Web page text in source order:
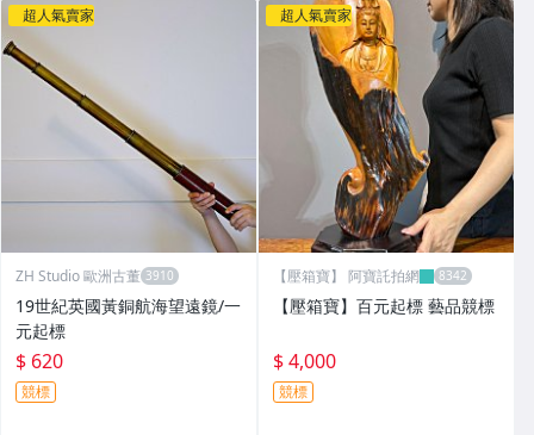
超人氣賣家
ZH Studio 歐洲古董
19世紀英國黃銅航海望遠鏡/一
元起標
$ 620
競標
超人氣賣家
【壓箱寶】 阿寶託拍網
【壓箱寶】百元起標 藝品競標
$ 4,000
競標